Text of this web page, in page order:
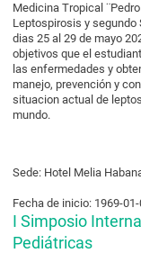
Medicina Tropical
Leptospirosis y segundo
dias 25 al 29 de mayo
objetivos que el
las enfermedades y
manejo, prevención y
situacion actual de
mundo.
Sede: Hotel Melia
Fecha de inicio: 1969-01-
I Simposio
Pediátricas